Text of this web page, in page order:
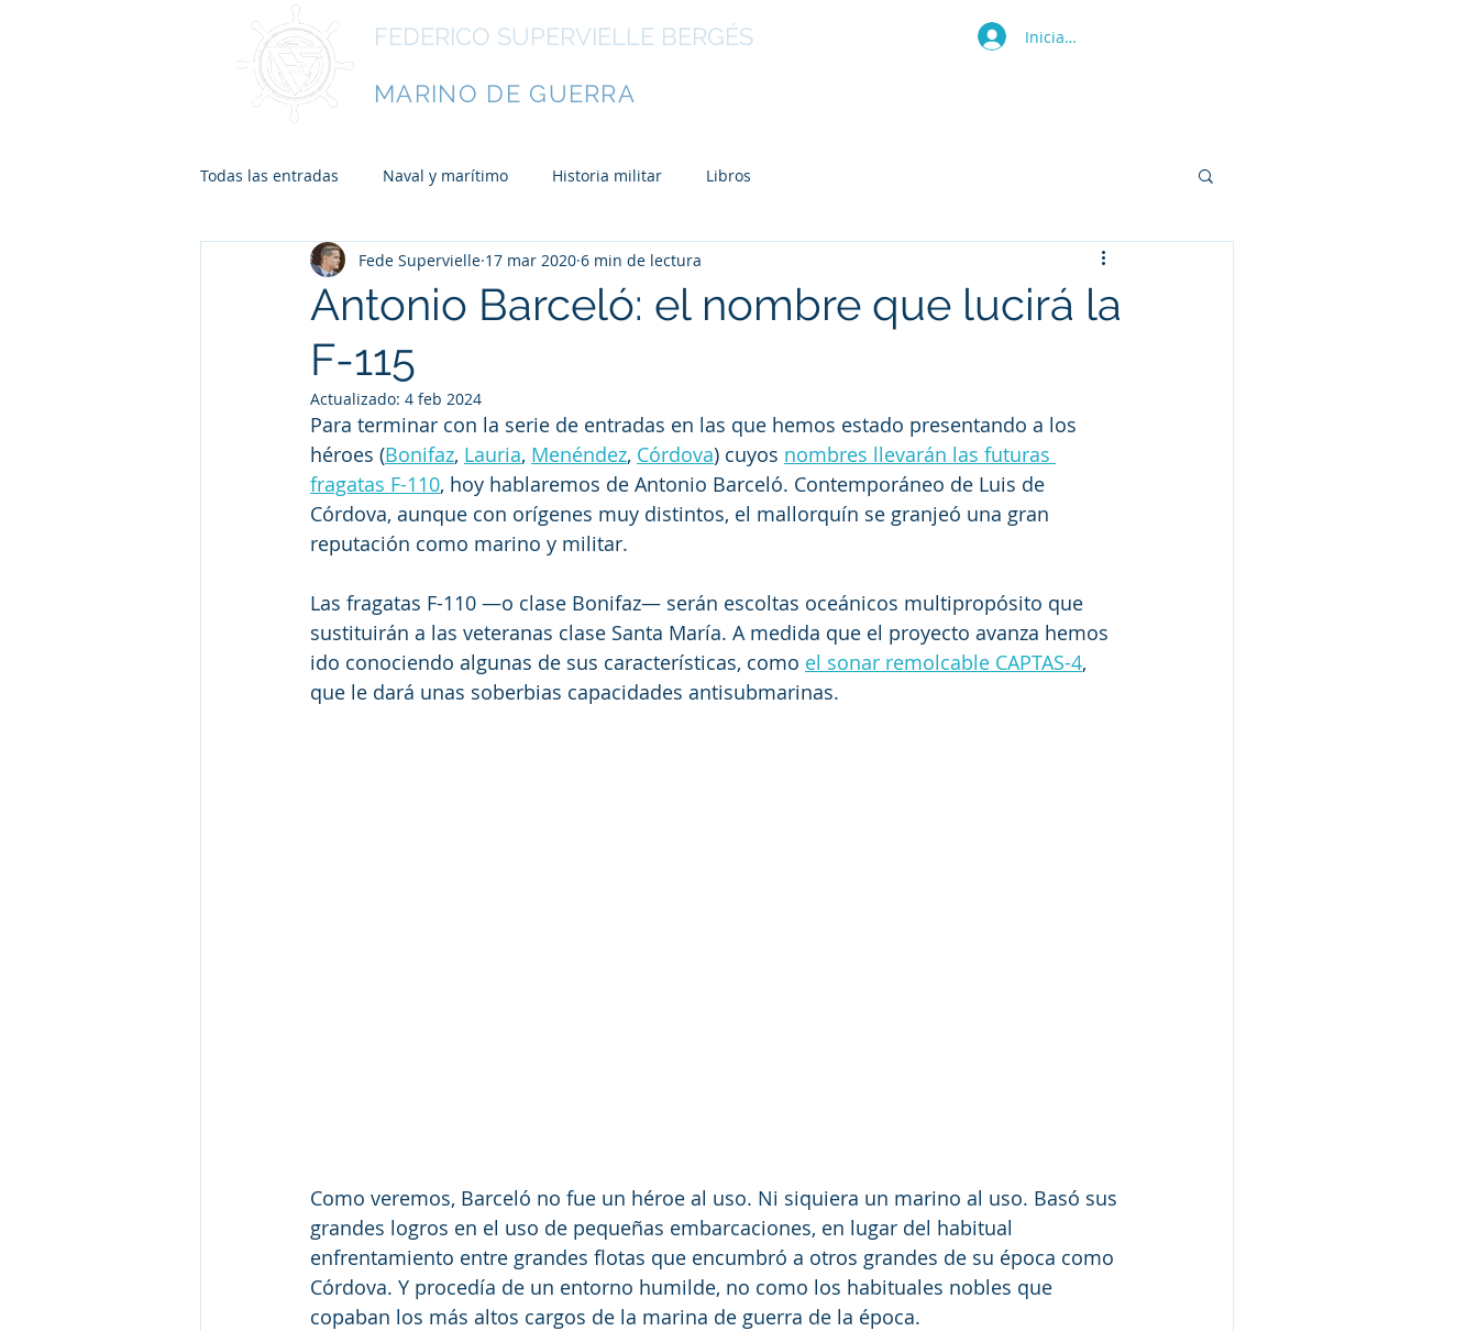
FEDERICO SUPERVIELLE BERGÉS
MARINO DE GUERRA
Iniciar sesión
Todas las entradas Naval y marítimo Historia militar Libros
Antonio Barceló: el nombre que lucirá la
F-115
Fede Supervielle 17 mar 2020 6 min de lectura
Actualizado: 4 feb 2024
Para terminar con la serie de entradas en las que hemos estado presentando a los
héroes (Bonifaz, Lauria, Menéndez, Córdova) cuyos nombres llevarán las futuras
fragatas F-110, hoy hablaremos de Antonio Barceló. Contemporáneo de Luis de
Córdova, aunque con orígenes muy distintos, el mallorquín se granjeó una gran
reputación como marino y militar.
Las fragatas F-110 —o clase Bonifaz— serán escoltas oceánicos multipropósito que
sustituirán a las veteranas clase Santa María. A medida que el proyecto avanza hemos
ido conociendo algunas de sus características, como el sonar remolcable CAPTAS-4,
que le dará unas soberbias capacidades antisubmarinas.
Como veremos, Barceló no fue un héroe al uso. Ni siquiera un marino al uso. Basó sus
grandes logros en el uso de pequeñas embarcaciones, en lugar del habitual
enfrentamiento entre grandes flotas que encumbró a otros grandes de su época como
Córdova. Y procedía de un entorno humilde, no como los habituales nobles que
copaban los más altos cargos de la marina de guerra de la época.